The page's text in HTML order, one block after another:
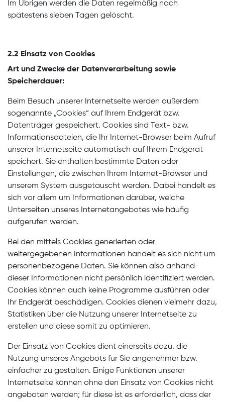
Im Übrigen werden die Daten regelmäßig nach
spätestens sieben Tagen gelöscht.
2.2 Einsatz von Cookies
Art und Zwecke der Datenverarbeitung sowie
Speicherdauer:
Beim Besuch unserer Internetseite werden außerdem
sogenannte „Cookies“ auf Ihrem Endgerät bzw.
Datenträger gespeichert. Cookies sind Text- bzw.
Informationsdateien, die Ihr Internet-Browser beim Aufruf
unserer Internetseite automatisch auf Ihrem Endgerät
speichert. Sie enthalten bestimmte Daten oder
Einstellungen, die zwischen Ihrem Internet-Browser und
unserem System ausgetauscht werden. Dabei handelt es
sich vor allem um Informationen darüber, welche
Unterseiten unseres Internetangebotes wie häufig
aufgerufen werden.
Bei den mittels Cookies generierten oder
weitergegebenen Informationen handelt es sich nicht um
personenbezogene Daten. Sie können also anhand
dieser Informationen nicht persönlich identifiziert werden.
Cookies können auch keine Programme ausführen oder
Ihr Endgerät beschädigen. Cookies dienen vielmehr dazu,
Statistiken über die Nutzung unserer Internetseite zu
erstellen und diese somit zu optimieren.
Der Einsatz von Cookies dient einerseits dazu, die
Nutzung unseres Angebots für Sie angenehmer bzw.
einfacher zu gestalten. Einige Funktionen unserer
Internetseite können ohne den Einsatz von Cookies nicht
angeboten werden; für diese ist es erforderlich, dass der